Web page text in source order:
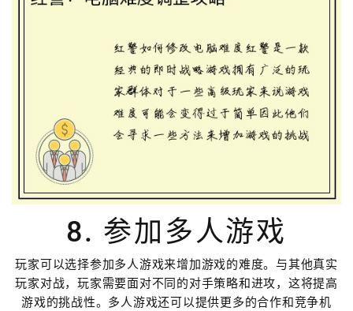
8. 参加多人游戏
玩家可以选择参加多人游戏来增加游戏的难度。与其他真实
玩家对战，玩家需要面对不同的对手策略和进攻，这将提高
游戏的挑战性。多人游戏还可以提供更多的合作和竞争机